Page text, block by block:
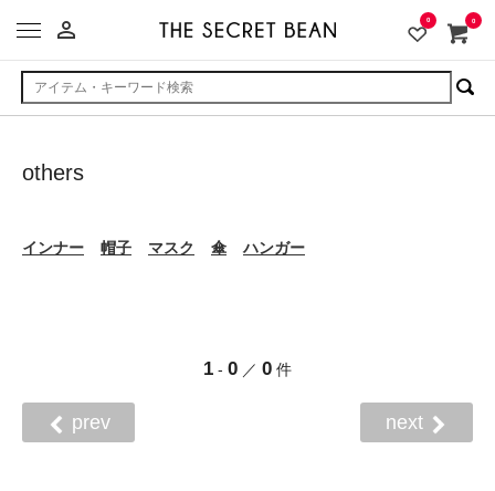
person_outline 0
0
others
インナー 帽子 マスク 傘 ハンガー
1 - 0 ／ 0 件
prev next